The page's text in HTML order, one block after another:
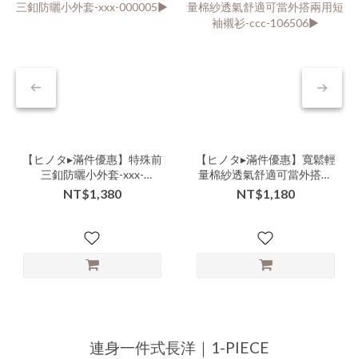
【ヒノタ▸滿件優惠】特殊前
三釦防曬小外套-xxx-
000005▶
NT$1,380
【ヒノタ▸滿件優惠】寬鬆輕
量棉紗透氣舒適可當外搭兩
用短袖襯衫-ccc-106506▶
NT$1,180
連身一件式長洋｜1-PIECE